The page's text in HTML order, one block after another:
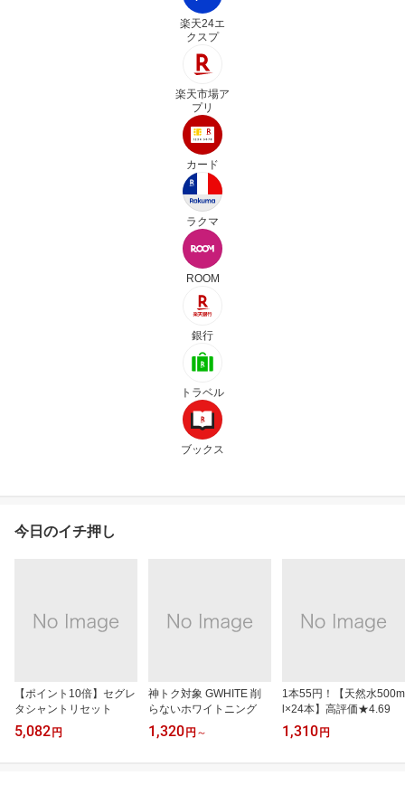
楽天24エ
クスプ
楽天市場ア
プリ
カード
ラクマ
ROOM
銀行
トラベル
ブックス
今日のイチ押し
【ポイント10倍】セグレ
タシャントリセット
5,082 円
神トク対象 GWHITE 削
らないホワイトニング
1,320 円 ～
1本55円！【天然水500m
l×24本】高評価★4.69
1,310 円